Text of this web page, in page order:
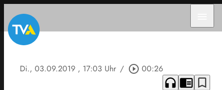
Di., 03.09.2019 , 17:03 Uhr / play_circle_outline 00:26
headphones chrome_reader_mode bookmark_border